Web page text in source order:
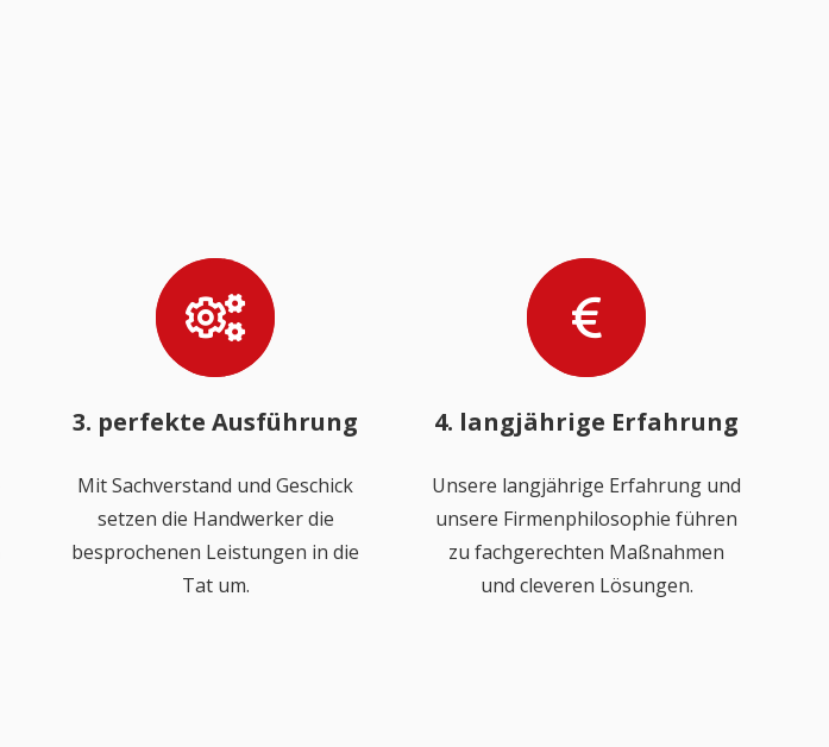
3. perfekte Ausführung
Mit Sachverstand und Geschick
setzen die Handwerker die
besprochenen Leistungen in die
Tat um.
4. langjährige Erfahrung
Unsere langjährige Erfahrung und
unsere Firmenphilosophie führen
zu fachgerechten Maßnahmen
und cleveren Lösungen.